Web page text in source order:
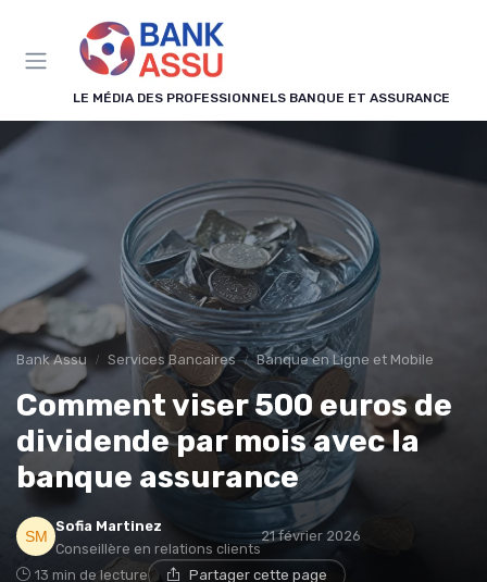
LE MÉDIA DES PROFESSIONNELS BANQUE ET ASSURANCE
Bank Assu Services Bancaires Banque en Ligne et Mobile
Comment viser 500 euros de
dividende par mois avec la
banque assurance
Sofia Martinez
Conseillère en relations clients
21 février 2026
13 min de lecture Partager cette page